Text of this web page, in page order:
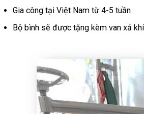
Gia công tại Việt Nam từ 4-5 tuần
Bộ bình sẽ được tặng kèm van xả